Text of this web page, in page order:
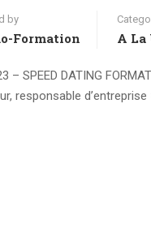
by
Formation A La
– SPEED DATING
responsable